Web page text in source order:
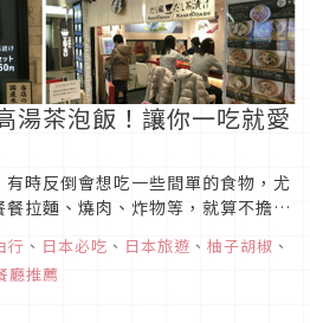
湯茶泡飯！讓你一吃就愛
時反倒會想吃一些間單的食物，尤
拉麵、燒肉、炸物等，就算不擔心
口味，除了這些之外，柚子胡椒今
中看到，但又會抱持著疑惑的想
行 、 日本必吃 、 日本旅遊 、 柚子胡椒 、
廳推薦